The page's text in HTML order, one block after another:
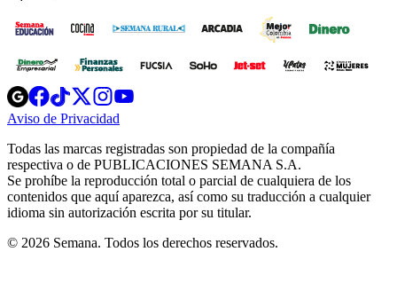
Opens
in
new
Opens
in
new
Opens
in
new
window
Opens
new
windowwindow
Aviso de Privacidad
new
window
Todas las marcas registradas son propiedad de la compañía
respectiva o de PUBLICACIONES SEMANA S.A.
Se prohíbe la reproducción total o parcial de cualquiera de los
contenidos que aquí aparezca, así como su traducción a cualquier
idioma sin autorización escrita por su titular.
© 2026 Semana. Todos los derechos reservados.